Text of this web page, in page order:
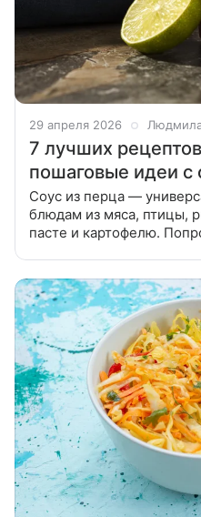
29 апреля 2026
7 лучших
пошаговые идеи с
Соус из перца —
блюдам из мяса, птицы,
пасте и картофелю.